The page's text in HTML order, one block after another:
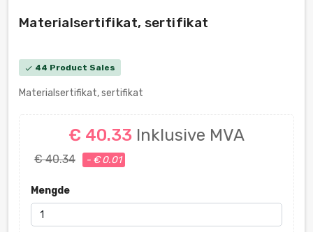
Materialsertifikat, sertifikat
check 44 Product Sales
Materialsertifikat, sertifikat
€ 40.33 Inklusive MVA
€ 40.34 - € 0.01
Mengde